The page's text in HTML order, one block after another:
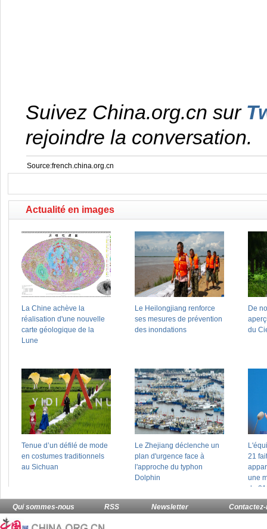
Suivez China.org.cn sur
rejoindre la conversation.
Source:french.china.org.cn